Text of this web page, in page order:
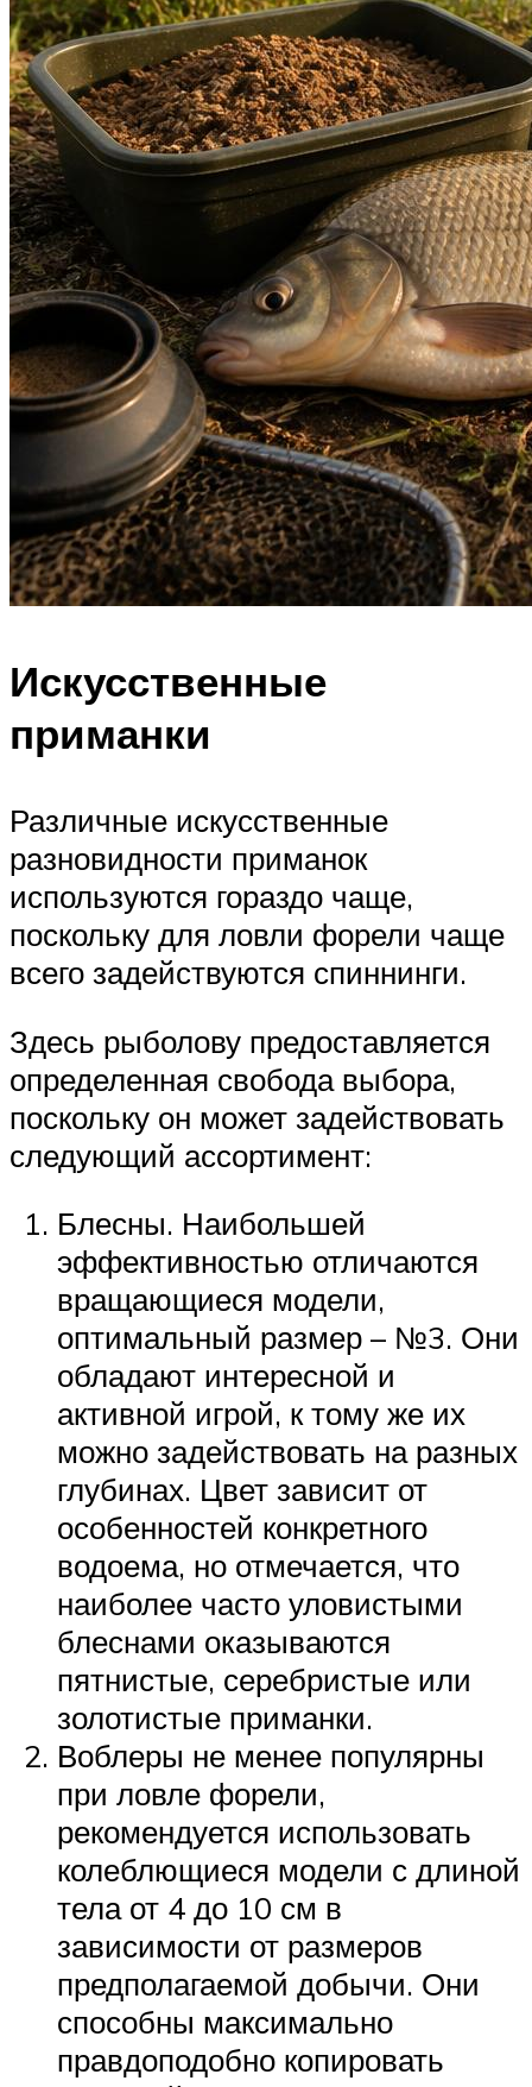
Искусственные
приманки
Различные искусственные
разновидности приманок
используются гораздо чаще,
поскольку для ловли форели чаще
всего задействуются спиннинги.
Здесь рыболову предоставляется
определенная свобода выбора,
поскольку он может задействовать
следующий ассортимент:
Блесны. Наибольшей
эффективностью отличаются
вращающиеся модели,
оптимальный размер – №3. Они
обладают интересной и
активной игрой, к тому же их
можно задействовать на разных
глубинах. Цвет зависит от
особенностей конкретного
водоема, но отмечается, что
наиболее часто уловистыми
блеснами оказываются
пятнистые, серебристые или
золотистые приманки.
Воблеры не менее популярны
при ловле форели,
рекомендуется использовать
колеблющиеся модели с длиной
тела от 4 до 10 см в
зависимости от размеров
предполагаемой добычи. Они
способны максимально
правдоподобно копировать